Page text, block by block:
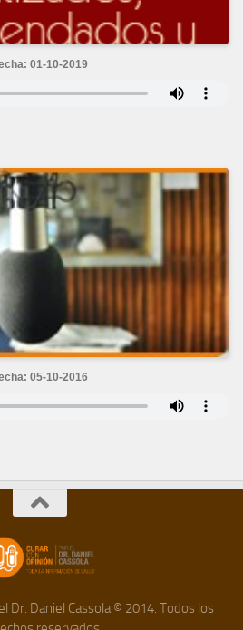
01-10-2019
05-10-2016
Dr. Daniel Cassola © 2014. Todos los